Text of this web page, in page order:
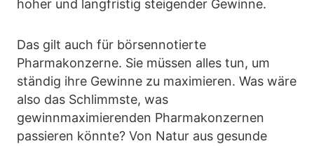
hoher und langfristig steigender Gewinne.
Das gilt auch für börsennotierte
Pharmakonzerne. Sie müssen alles tun, um
ständig ihre Gewinne zu maximieren. Was wäre
also das Schlimmste, was
gewinnmaximierenden Pharmakonzernen
passieren könnte? Von Natur aus gesunde